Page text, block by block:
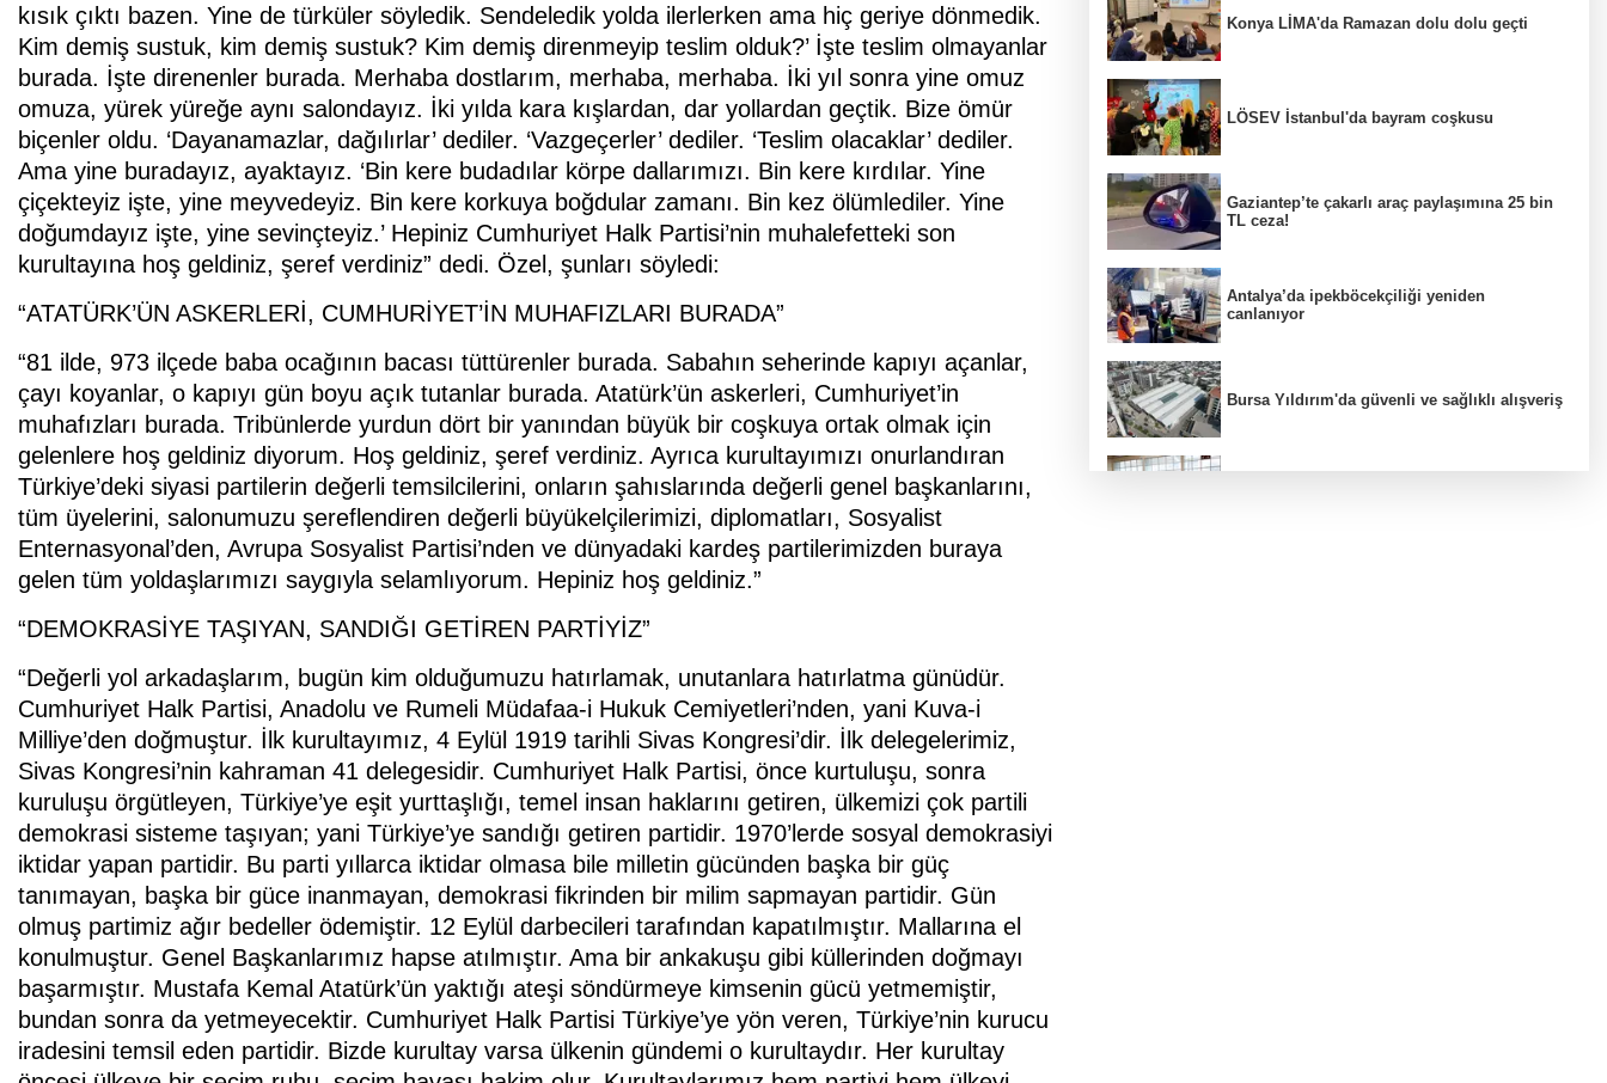
kısık çıktı bazen. Yine de türküler söyledik. Sendeledik yolda ilerlerken ama hiç geriye dönmedik.
Kim demiş sustuk, kim demiş sustuk? Kim demiş direnmeyip teslim olduk?’ İşte teslim olmayanlar
burada. İşte direnenler burada. Merhaba dostlarım, merhaba, merhaba. İki yıl sonra yine omuz
omuza, yürek yüreğe aynı salondayız. İki yılda kara kışlardan, dar yollardan geçtik. Bize ömür
biçenler oldu. ‘Dayanamazlar, dağılırlar’ dediler. ‘Vazgeçerler’ dediler. ‘Teslim olacaklar’ dediler.
Ama yine buradayız, ayaktayız. ‘Bin kere budadılar körpe dallarımızı. Bin kere kırdılar. Yine
çiçekteyiz işte, yine meyvedeyiz. Bin kere korkuya boğdular zamanı. Bin kez ölümlediler. Yine
doğumdayız işte, yine sevinçteyiz.’ Hepiniz Cumhuriyet Halk Partisi’nin muhalefetteki son
kurultayına hoş geldiniz, şeref verdiniz” dedi. Özel, şunları söyledi:
“ATATÜRK’ÜN ASKERLERİ, CUMHURİYET’İN MUHAFIZLARI BURADA”
“81 ilde, 973 ilçede baba ocağının bacası tüttürenler burada. Sabahın seherinde kapıyı açanlar,
çayı koyanlar, o kapıyı gün boyu açık tutanlar burada. Atatürk’ün askerleri, Cumhuriyet’in
muhafızları burada. Tribünlerde yurdun dört bir yanından büyük bir coşkuya ortak olmak için
gelenlere hoş geldiniz diyorum. Hoş geldiniz, şeref verdiniz. Ayrıca kurultayımızı onurlandıran
Türkiye’deki siyasi partilerin değerli temsilcilerini, onların şahıslarında değerli genel başkanlarını,
tüm üyelerini, salonumuzu şereflendiren değerli büyükelçilerimizi, diplomatları, Sosyalist
Enternasyonal’den, Avrupa Sosyalist Partisi’nden ve dünyadaki kardeş partilerimizden buraya
gelen tüm yoldaşlarımızı saygıyla selamlıyorum. Hepiniz hoş geldiniz.”
“DEMOKRASİYE TAŞIYAN, SANDIĞI GETİREN PARTİYİZ”
“Değerli yol arkadaşlarım, bugün kim olduğumuzu hatırlamak, unutanlara hatırlatma günüdür.
Cumhuriyet Halk Partisi, Anadolu ve Rumeli Müdafaa-i Hukuk Cemiyetleri’nden, yani Kuva-i
Milliye’den doğmuştur. İlk kurultayımız, 4 Eylül 1919 tarihli Sivas Kongresi’dir. İlk delegelerimiz,
Sivas Kongresi’nin kahraman 41 delegesidir. Cumhuriyet Halk Partisi, önce kurtuluşu, sonra
kuruluşu örgütleyen, Türkiye’ye eşit yurttaşlığı, temel insan haklarını getiren, ülkemizi çok partili
demokrasi sisteme taşıyan; yani Türkiye’ye sandığı getiren partidir. 1970’lerde sosyal demokrasiyi
iktidar yapan partidir. Bu parti yıllarca iktidar olmasa bile milletin gücünden başka bir güç
tanımayan, başka bir güce inanmayan, demokrasi fikrinden bir milim sapmayan partidir. Gün
olmuş partimiz ağır bedeller ödemiştir. 12 Eylül darbecileri tarafından kapatılmıştır. Mallarına el
konulmuştur. Genel Başkanlarımız hapse atılmıştır. Ama bir ankakuşu gibi küllerinden doğmayı
başarmıştır. Mustafa Kemal Atatürk’ün yaktığı ateşi söndürmeye kimsenin gücü yetmemiştir,
bundan sonra da yetmeyecektir. Cumhuriyet Halk Partisi Türkiye’ye yön veren, Türkiye’nin kurucu
iradesini temsil eden partidir. Bizde kurultay varsa ülkenin gündemi o kurultaydır. Her kurultay
Konya LİMA'da Ramazan dolu dolu geçti
LÖSEV İstanbul'da bayram coşkusu
Gaziantep’te çakarlı araç paylaşımına 25 bin
TL ceza!
Antalya’da ipekböcekçiliği yeniden
canlanıyor
Bursa Yıldırım'da güvenli ve sağlıklı alışveriş